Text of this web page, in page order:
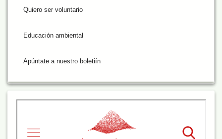
Quiero ser voluntario
Educación ambiental
Apúntate a nuestro boletiín